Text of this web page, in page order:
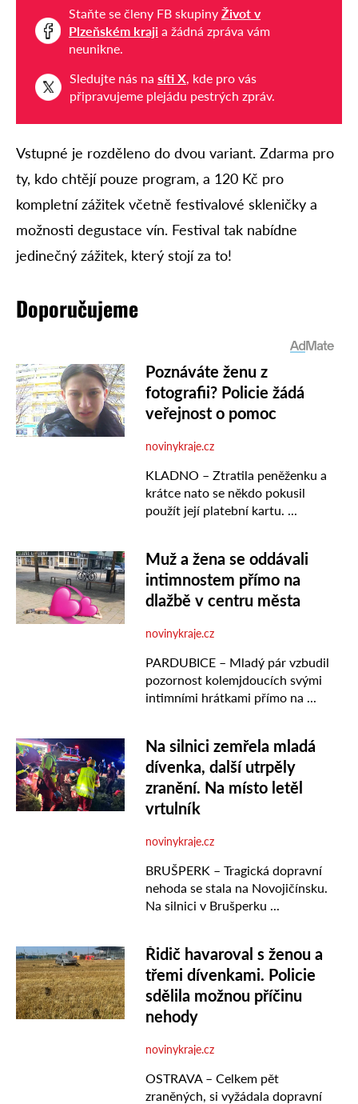
Staňte se členy FB skupiny Život v
Plzeňském kraji a žádná zpráva vám
neunikne.
Sledujte nás na síti X, kde pro vás
připravujeme plejádu pestrých zpráv.
Vstupné je rozděleno do dvou variant. Zdarma pro
ty, kdo chtějí pouze program, a 120 Kč pro
kompletní zážitek včetně festivalové skleničky a
možnosti degustace vín. Festival tak nabídne
jedinečný zážitek, který stojí za to!
Doporučujeme